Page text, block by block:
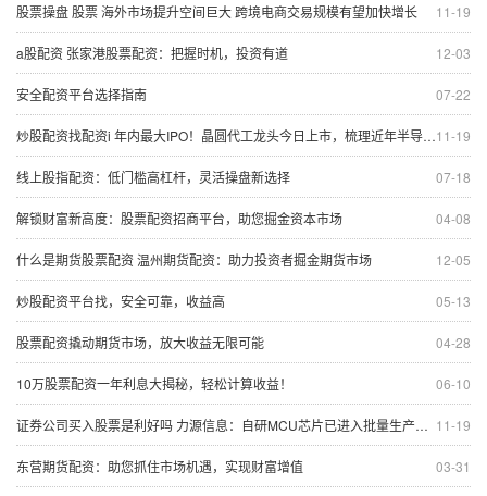
11-19
股票操盘 股票 海外市场提升空间巨大 跨境电商交易规模有望加快增长
12-03
a股配资 张家港股票配资：把握时机，投资有道
07-22
安全配资平台选择指南
11-19
炒股配资找配资i 年内最大IPO！晶圆代工龙头今日上市，梳理近年半导体新股，这些特点值得关注
07-18
线上股指配资：低门槛高杠杆，灵活操盘新选择
04-08
解锁财富新高度：股票配资招商平台，助您掘金资本市场
12-05
什么是期货股票配资 温州期货配资：助力投资者掘金期货市场
05-13
炒股配资平台找，安全可靠，收益高
04-28
股票配资撬动期货市场，放大收益无限可能
06-10
10万股票配资一年利息大揭秘，轻松计算收益！
11-19
证券公司买入股票是利好吗 力源信息：自研MCU芯片已进入批量生产阶段 量产规模将逐步爬坡
03-31
东营期货配资：助您抓住市场机遇，实现财富增值